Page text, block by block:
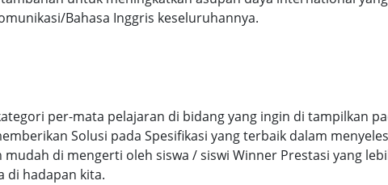
Bahasa Inggris keseluruhannya.
per-mata pelajaran di bidang yang ingin di tampilkan
Solusi pada Spesifikasi yang terbaik dalam
di mengerti oleh siswa / siswi Winner Prestasi yang
di hadapan kita.